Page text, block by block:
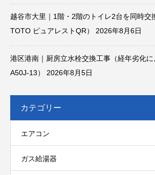
越谷市大里｜1階・2階のトイレ2台を同時交
TOTO ピュアレストQR）
2026年8月6日
港区港南｜厨房立水栓交換工事（経年劣化
A50J-13）
2026年8月5日
カテゴリー
エアコン
ガス給湯器